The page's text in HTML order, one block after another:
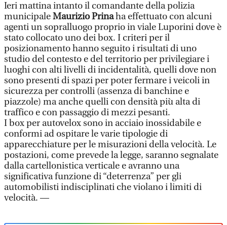
Ieri mattina intanto il comandante della polizia
municipaleMaurizio Prinaha effettuato con alcuni
agenti un sopralluogo proprio in viale Luporini dove è
stato collocato uno dei box. I criteri per il
posizionamento hanno seguito i risultati di uno
studio del contesto e del territorio per privilegiare i
luoghi con alti livelli di incidentalità, quelli dove non
sono presenti di spazi per poter fermare i veicoli in
sicurezza per controlli (assenza di banchine e
piazzole) ma anche quelli con densità più alta di
traffico e con passaggio di mezzi pesanti.
I box per autovelox sono in acciaio inossidabile e
conformi ad ospitare le varie tipologie di
apparecchiature per le misurazioni della velocità. Le
postazioni, come prevede la legge, saranno segnalate
dalla cartellonistica verticale e avranno una
significativa funzione di “deterrenza” per gli
automobilisti indisciplinati che violano i limiti di
velocità. —